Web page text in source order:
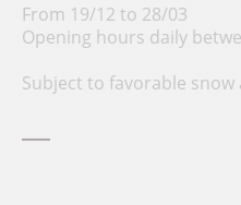
From 19/12 to 28/03
Opening hours daily
Subject to favorable